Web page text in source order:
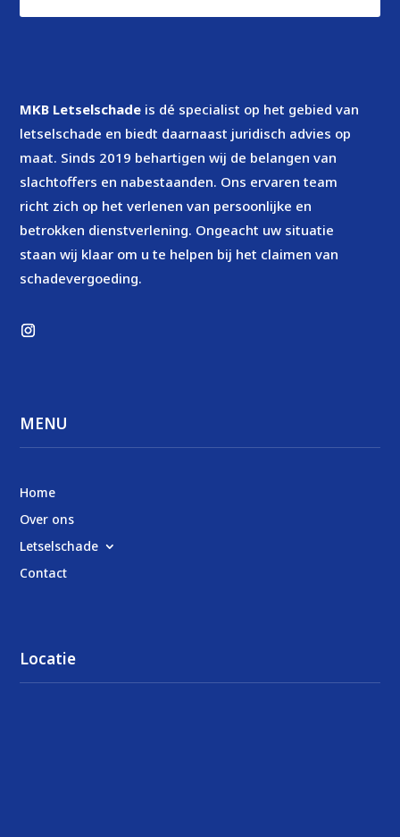
MKB Letselschade is dé specialist op het gebied van
letselschade en biedt daarnaast juridisch advies op
maat. Sinds 2019 behartigen wij de belangen van
slachtoffers en nabestaanden. Ons ervaren team
richt zich op het verlenen van persoonlijke en
betrokken dienstverlening. Ongeacht uw situatie
staan wij klaar om u te helpen bij het claimen van
schadevergoeding.
MENU
Home
Over ons
Letselschade
Contact
Locatie